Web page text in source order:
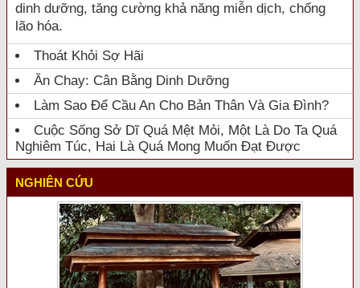
dinh dưỡng, tăng cường khả năng miễn dịch, chống
lão hóa.
Thoát Khỏi Sợ Hãi
Ăn Chay: Cân Bằng Dinh Dưỡng
Làm Sao Để Cầu An Cho Bản Thân Và Gia Đình?
Cuộc Sống Sở Dĩ Quá Mệt Mỏi, Một Là Do Ta Quá
Nghiêm Túc, Hai Là Quá Mong Muốn Đạt Được
NGHIÊN CỨU